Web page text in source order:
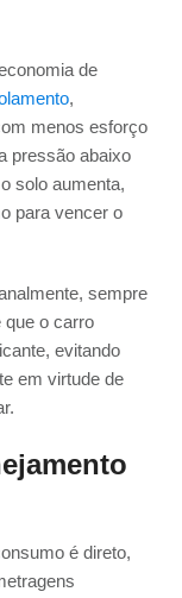
de
,
menos esforço
pressão abaixo
solo aumenta,
para vencer o
sempre
que o carro
evitando
em virtude de
é direto,